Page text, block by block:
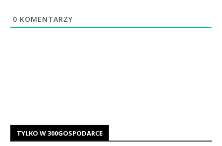
0 KOMENTARZY
TYLKO W 300GOSPODARCE